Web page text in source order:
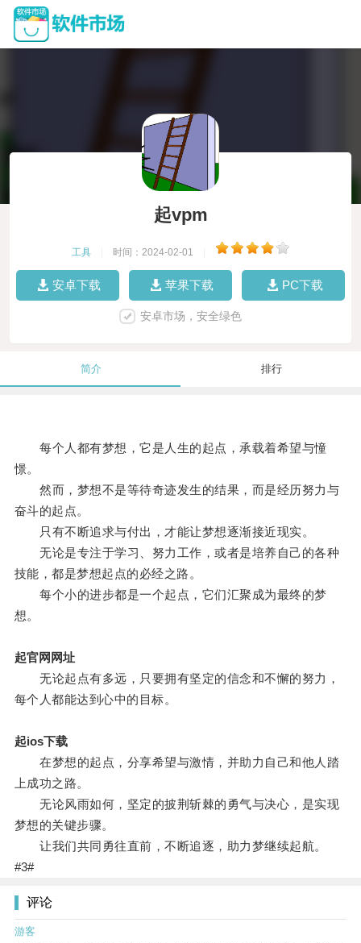
起vpm
工具 时间：2024-02-01
安卓下载 苹果下载 PC下载
安卓市场，安全绿色
简介 排行
每个人都有梦想，它是人生的起点，承载着希望与憧
憬。
然而，梦想不是等待奇迹发生的结果，而是经历努力与
奋斗的起点。
只有不断追求与付出，才能让梦想逐渐接近现实。
无论是专注于学习、努力工作，或者是培养自己的各种
技能，都是梦想起点的必经之路。
每个小的进步都是一个起点，它们汇聚成为最终的梦
想。
起官网网址
无论起点有多远，只要拥有坚定的信念和不懈的努力，
每个人都能达到心中的目标。
起ios下载
在梦想的起点，分享希望与激情，并助力自己和他人踏
上成功之路。
无论风雨如何，坚定的披荆斩棘的勇气与决心，是实现
梦想的关键步骤。
让我们共同勇往直前，不断追逐，助力梦继续起航。
#3#
评论
游客